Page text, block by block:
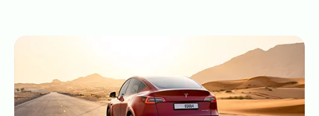
mes. Haga clic aquí para obtener más información sobre ellas.